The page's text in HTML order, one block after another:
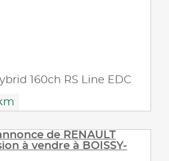
160ch RS Line EDC